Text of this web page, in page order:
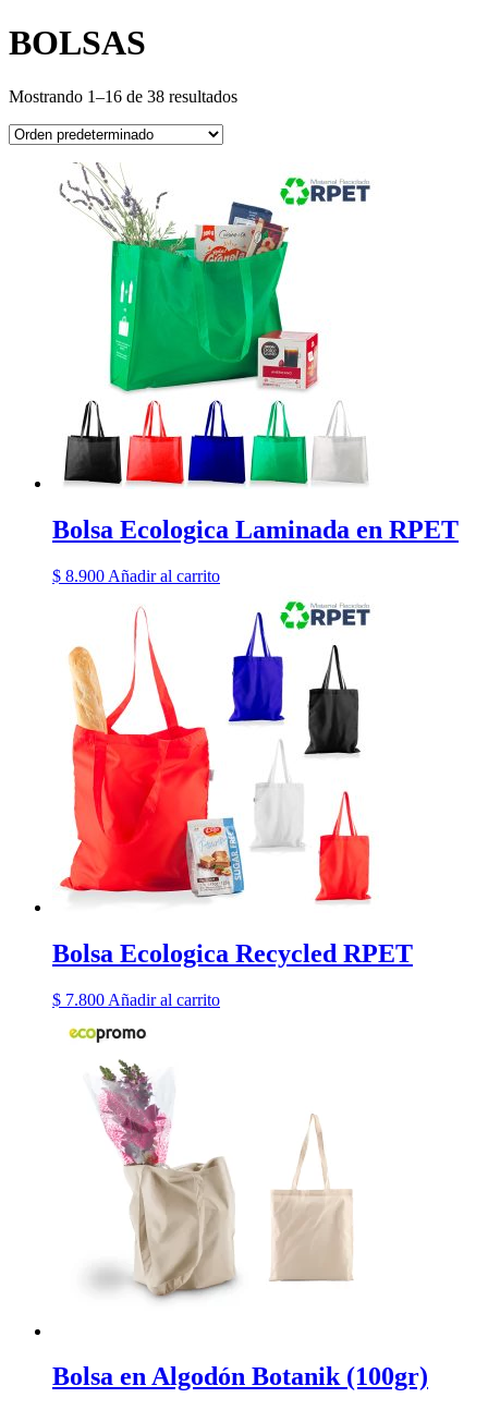
BOLSAS
Mostrando 1–16 de 38 resultados
Bolsa Ecologica Laminada en RPET
$ 8.900 Añadir al carrito
Bolsa Ecologica Recycled RPET
$ 7.800 Añadir al carrito
Bolsa en Algodón Botanik (100gr)